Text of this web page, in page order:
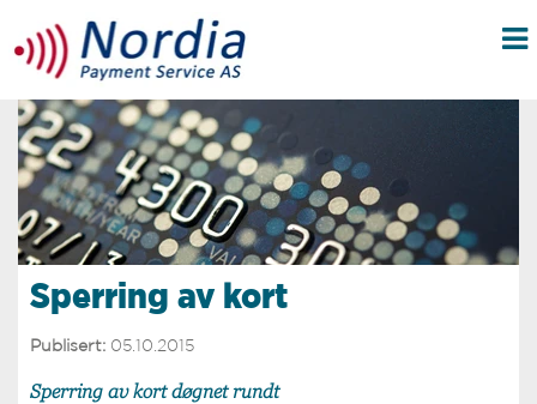
Sperring av kort
Publisert: 05.10.2015
​Sperring av kort døgnet rundt